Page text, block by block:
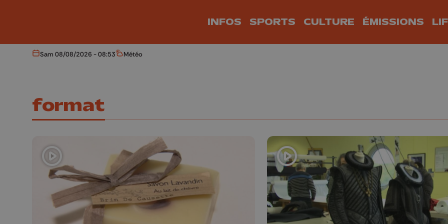
INFOS SPORTS CULTURE ÉMISSIONS
Aujourd'hui
Sam 08/08/2026 - 08:53 Météo
Météo
format